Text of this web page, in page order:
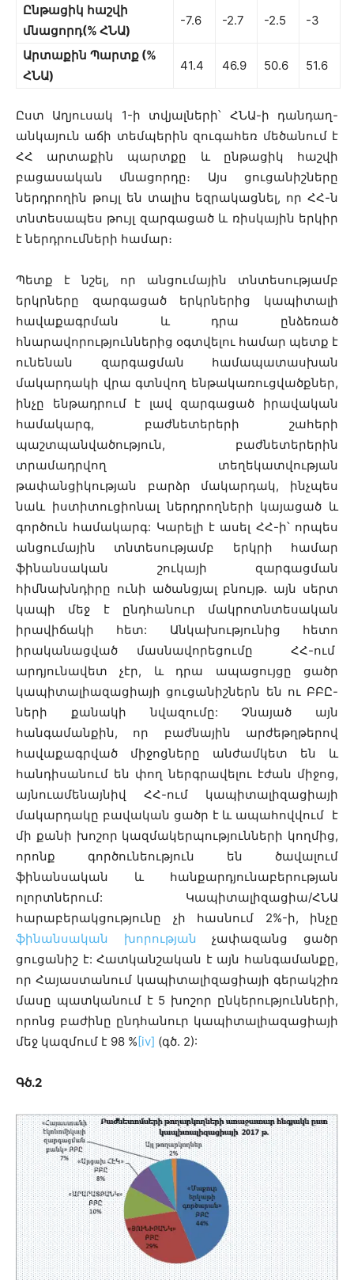
Ընթացիկ հաշվի
մնացորդ(% ՀՆԱ)
-7.6 -2.7 -2.5 -3
Արտաքին Պարտք (%
ՀՆԱ)
41.4 46.9 50.6 51.6
Ըստ Աղյուսակ 1-ի տվյալների՝ ՀՆԱ-ի դանդաղ-
անկայուն աճի տեմպերին զուգահեռ մեծանում է
ՀՀ արտաքին պարտքը և ընթացիկ հաշվի
բացասական մնացորդը։ Այս ցուցանիշները
ներդրողին թույլ են տալիս եզրակացնել, որ ՀՀ-ն
տնտեսապես թույլ զարգացած և ռիսկային երկիր
է ներդրումների համար։
Պետք է նշել, որ անցումային տնտեսությամբ
երկրները զարգացած երկրներից կապիտալի
հավաքագրման և դրա ընձեռած
հնարավորություններից օգտվելու համար պետք է
ունենան զարգացման համապատասխան
մակարդակի վրա գտնվող ենթակառուցվածքներ,
ինչը ենթադրում է լավ զարգացած իրավական
համակարգ, բաժնետերերի շահերի
պաշտպանվածություն, բաժնետերերին
տրամադրվող տեղեկատվության
թափանցիկության բարձր մակարդակ, ինչպես
նաև իստիտուցիոնալ ներդրողների կայացած և
գործուն համակարգ: Կարելի է ասել ՀՀ-ի՝ որպես
անցումային տնտեսությամբ երկրի համար
ֆինանսական շուկայի զարգացման
հիմնախնդիրը ունի ածանցյալ բնույթ. այն սերտ
կապի մեջ է ընդհանուր մակրոտնտեսական
իրավիճակի հետ: Անկախությունից հետո
իրականացված մասնավորեցումը ՀՀ-ում
արդյունավետ չէր, և դրա ապացույցը ցածր
կապիտալիազացիայի ցուցանիշներն են ու ԲԲԸ-
ների քանակի նվազումը: Չնայած այն
հանգամանքին, որ բաժնային արժեթղթերով
հավաքագրված միջոցները անժամկետ են և
հանդիսանում են փող ներգրավելու էժան միջոց,
այնուամենայնիվ ՀՀ-ում կապիտալիզացիայի
մակարդակը բավական ցածր է և ապահովվում է
մի քանի խոշոր կազմակերպությունների կողմից,
որոնք գործունեություն են ծավալում
ֆինանսական և հանքարդյունաբերության
ոլորտներում: Կապիտալիզացիա/ՀՆԱ
հարաբերակցությունը չի հասնում 2%-ի, ինչը
ֆինանսական խորության չափազանց ցածր
ցուցանիշ է: Հատկանշական է այն հանգամանքը,
որ Հայաստանում կապիտալիզացիայի գերակշիռ
մասը պատկանում է 5 խոշոր ընկերությունների,
որոնց բաժինը ընդհանուր կապիտալիազացիայի
մեջ կազմում է 98 %[iv] (գծ. 2):
Գծ.2